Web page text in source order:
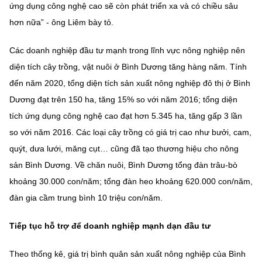
ứng dụng công nghệ cao sẽ còn phát triển xa và có chiều sâu
hơn nữa” - ông Liêm bày tỏ.
Các doanh nghiệp đầu tư mạnh trong lĩnh vực nông nghiệp nên
diện tích cây trồng, vật nuôi ở Bình Dương tăng hàng năm. Tính
đến năm 2020, tổng diện tích sản xuất nông nghiệp đô thị ở Bình
Dương đạt trên 150 ha, tăng 15% so với năm 2016; tổng diện
tích ứng dụng công nghệ cao đạt hơn 5.345 ha, tăng gấp 3 lần
so với năm 2016. Các loại cây trồng có giá trị cao như bưởi, cam,
quýt, dưa lưới, măng cụt… cũng đã tạo thương hiệu cho nông
sản Bình Dương. Về chăn nuôi, Bình Dương tổng đàn trâu-bò
khoảng 30.000 con/năm; tổng đàn heo khoảng 620.000 con/năm,
đàn gia cầm trung bình 10 triệu con/năm.
Tiếp tục hỗ trợ để doanh nghiệp mạnh dạn đầu tư
Theo thống kê, giá trị bình quân sản xuất nông nghiệp của Bình